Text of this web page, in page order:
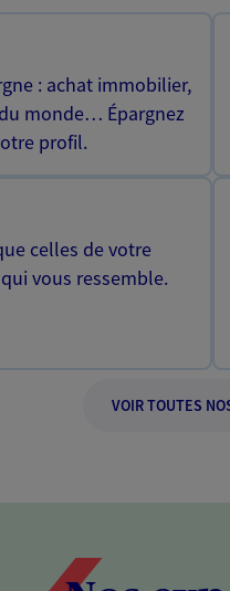
: achat immobilier,
monde… Épargnez
profil.
celles de votre
vous ressemble.
VOIR TOUTES